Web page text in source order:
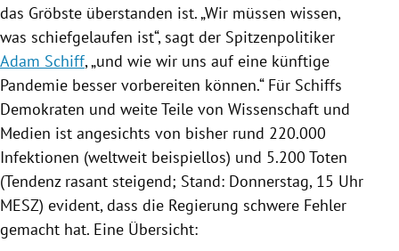
das Gröbste überstanden ist. „Wir müssen wissen,
was schiefgelaufen ist“, sagt der Spitzenpolitiker
Adam Schiff, „und wie wir uns auf eine künftige
Pandemie besser vorbereiten können.“ Für Schiffs
Demokraten und weite Teile von Wissenschaft und
Medien ist angesichts von bisher rund 220.000
Infektionen (weltweit beispiellos) und 5.200 Toten
(Tendenz rasant steigend; Stand: Donnerstag, 15 Uhr
MESZ) evident, dass die Regierung schwere Fehler
gemacht hat. Eine Übersicht: